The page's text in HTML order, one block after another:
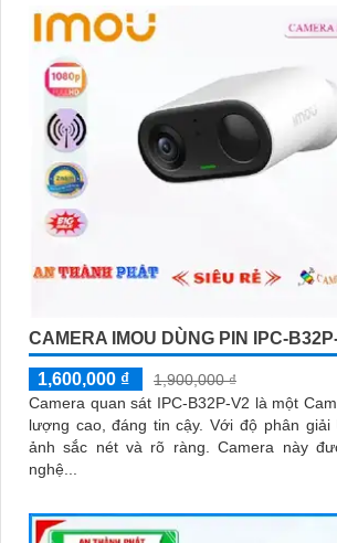
CAMERA IMOU DÙNG PIN IPC-
1,600,000 ₫
1,900,000 ₫
Camera quan sát IPC-B32P-V2 là một
lượng cao, đáng tin cậy. Với độ phân giải Ultra 2k lite, hình
ảnh sắc nét và rõ ràng. Camera này được trang bị công
nghệ...